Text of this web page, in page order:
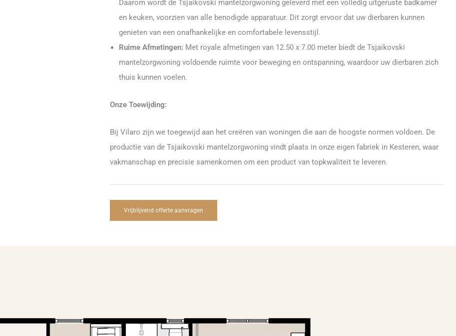
Daarom wordt de Tsjaikovski mantelzorgwoning geleverd met een volledig uitgeruste badkamer
en keuken, voorzien van alle benodigde apparatuur. Dit zorgt ervoor dat uw dierbaren kunnen
genieten van een onafhankelijke en comfortabele levensstijl.
Ruime Afmetingen: Met royale afmetingen van 12.50 x 7.00 meter biedt de Tsjaikovski
mantelzorgwoning voldoende ruimte voor beweging en ontspanning, waardoor uw dierbaren zich
thuis kunnen voelen.
Onze Toewijding:
Bij Vilaro zijn we toegewijd aan het creëren van woningen die aan de hoogste normen voldoen. De
productie van de Tsjaikovski mantelzorgwoning vindt plaats in onze eigen fabriek in Kesteren, waar
vakmanschap en precisie samenkomen om een product van topkwaliteit te leveren.
Vrijblijvend offerte aanvragen